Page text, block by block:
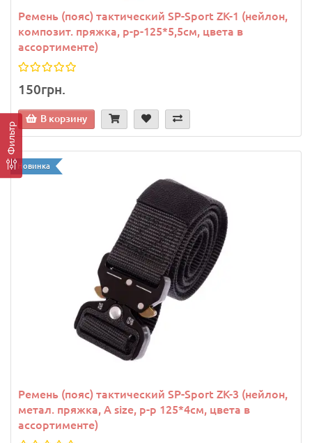
Фильтр
Ремень (пояс) тактический SP-Sport ZK-1 (нейлон,
композит. пряжка, р-р-125*5,5см, цвета в
ассортименте)
150грн.
В корзину
Новинка
Ремень (пояс) тактический SP-Sport ZK-3 (нейлон,
метал. пряжка, A size, р-р 125*4см, цвета в
ассортименте)